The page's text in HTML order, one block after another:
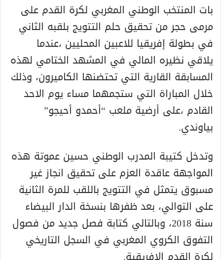
بات المنتخب الوطني المغربي لكرة القدم على
مرمى حجر من تحقيق حلم التتويج بلقبه الثاني
في بطولة إفريقيا للاعبين المحليين ،عندما
يلاقي نظيره المالي في المشهد الختامي لهذه
المسابقة القارية التي تحتضنها الكاميرون، وذلك
خلال المباراة التي ستجمهما مساء يوم الاحد
القادم ،على أرضية ملعب “أحمدو أحيجو”
بياوندي.
وتدخل كتيبة المدرب الوطني حسين عموتة هذه
المواجهة عاقدة العزم على تحقيق انجاز غير
مسبوق يتمثل في التتويج باللقب للمرة الثانية
على التوالي، بعد ظفرها بنسخة الدار البيضاء
سنة 2018، وبالتالي كتابة فصل جديد من فصول
التفوق الكروي المغربي في السجل التاريخي